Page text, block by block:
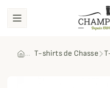
T-shirts de Chasse